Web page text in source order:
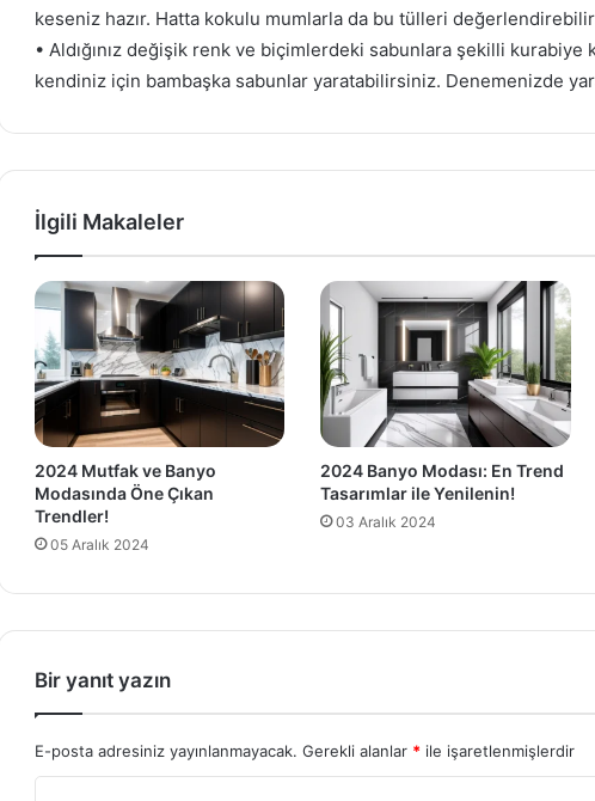
keseniz hazır. Hatta kokulu mumlarla da bu tülleri
• Aldığınız değişik renk ve biçimlerdeki sabunlara şekilli kurabiye
kendiniz için bambaşka sabunlar yaratabilirsiniz. Denemenizde
İlgili Makaleler
2024 Mutfak ve Banyo
Modasında Öne Çıkan
Trendler!
05 Aralık 2024
2024 Banyo Modası: En Trend
Tasarımlar ile Yenilenin!
03 Aralık 2024
Bir yanıt yazın
E-posta adresiniz yayınlanmayacak. Gerekli alanlar * ile işaretlenmişlerdir